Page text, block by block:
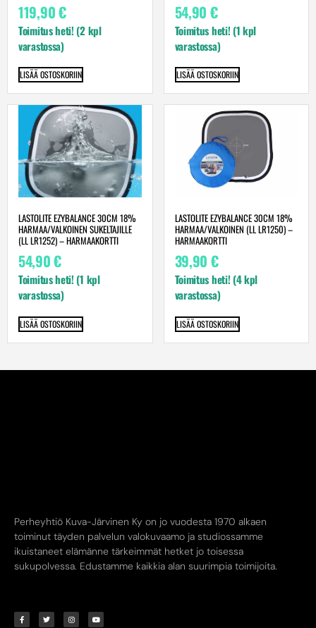
119,90€
Toimitus heti! (2 kpl
varastossa)
LISÄÄ OSTOSKORIIN
54,90 €
Toimitus heti! (1 kpl
varastossa)
LISÄÄ OSTOSKORIIN
LASTOLITE EZYBALANCE 30CM 18%
HARMAA/VALKOINEN SUKELTAJILLE
(LL LR1252) – HARMAAKORTTI
54,90€
Toimitus heti! (1 kpl
varastossa)
LISÄÄ OSTOSKORIIN
LASTOLITE EZYBALANCE 30CM 18%
HARMAA/VALKOINEN (LL LR1250) –
HARMAAKORTTI
39,90 €
Toimitus heti! (4 kpl
varastossa)
LISÄÄ OSTOSKORIIN
Perheyhtiö Kuva-Järvinen Ky on jo vuodesta 1970 alkaen
toiminut täyden palvelun valokuvaamo ja studiossamme
ikuistaneet elämänne tärkeimmät hetket jo toisessa
sukupolvessa. Edustamme kaikkia alan suurimpia toimijoita.